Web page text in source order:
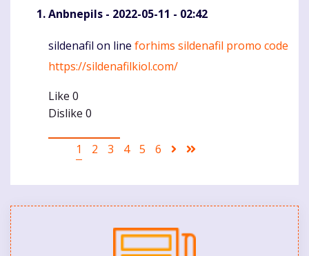
Anbnepils - 2022-05-11 - 02:42
Komentaras
sildenafil on line forhims sildenafil promo code
https://sildenafilkiol.com/
Like 0
Dislike 0
Pagination
Current
1 Puslapis
2 Puslapis
3 Puslapis
4 Puslapis
5 Puslapis
6
Sekantis